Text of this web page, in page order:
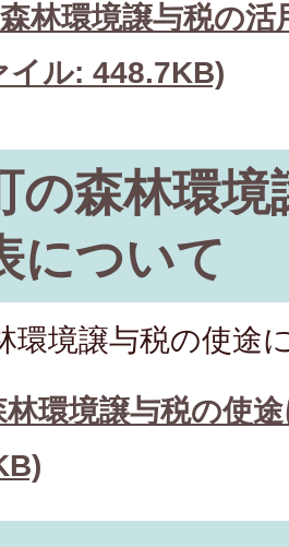
林環境譲与税の
イル: 448.7KB)
の森林環境
について
環境譲与税の使途
林環境譲与税の使